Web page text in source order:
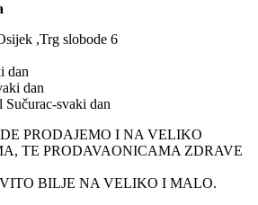
,Trg slobode 6
dan
dan
Sučurac-svaki dan
PRODAJEMO I NA VELIKO
TE PRODAVAONICAMA ZDRAVE
BILJE NA VELIKO I MALO.